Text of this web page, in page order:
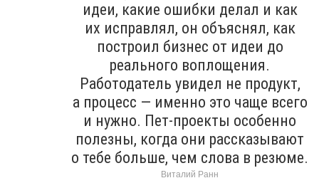
идеи, какие ошибки делал и как
их исправлял, он объяснял, как
построил бизнес от идеи до
реального воплощения.
Работодатель увидел не продукт,
а процесс — именно это чаще всего
и нужно. Пет-проекты особенно
полезны, когда они рассказывают
о тебе больше, чем слова в резюме.
Виталий Ранн